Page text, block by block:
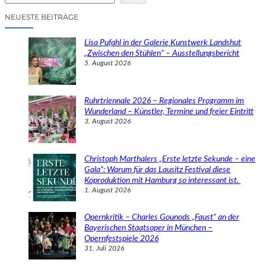
NEUESTE BEITRÄGE
Lisa Pufahl in der Galerie Kunstwerk Landshut
„Zwischen den Stühlen“ – Ausstellungsbericht
5. August 2026
Ruhrtriennale 2026 – Regionales Programm im
Wunderland – Künstler, Termine und freier Eintritt
3. August 2026
Christoph Marthalers „Erste letzte Sekunde – eine
Gala“: Warum für das Lausitz Festival diese
Koproduktion mit Hamburg so interessant ist.
1. August 2026
Opernkritik – Charles Gounods „Faust“ an der
Bayerischen Staatsoper in München –
Opernfestspiele 2026
31. Juli 2026